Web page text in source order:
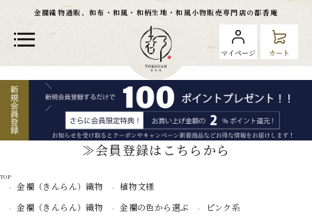
金襴織物通販、和布・和風・和柄生地・和風小物販売専門店の都香庵
マイページ カート
≫会員登録はこちらから
TOP
金襴（きんらん）織物
植物文様
金襴（きんらん）織物
金襴の色から選ぶ
ピンク系